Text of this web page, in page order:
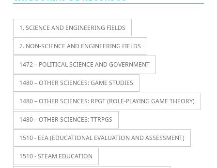
1. SCIENCE AND ENGINEERING FIELDS
2. NON-SCIENCE AND ENGINEERING FIELDS
1472 – POLITICAL SCIENCE AND GOVERNMENT
1480 – OTHER SCIENCES: GAME STUDIES
1480 – OTHER SCIENCES: RPGT (ROLE-PLAYING GAME THEORY)
1480 – OTHER SCIENCES: TTRPGS
1510 - EEA (EDUCATIONAL EVALUATION AND ASSESSMENT)
1510 - STEAM EDUCATION